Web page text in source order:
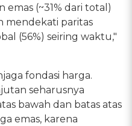
(~31% dari total)
mendekati paritas
(56%) seiring waktu,"
fondasi harga.
seharusnya
bawah dan batas atas
emas, karena